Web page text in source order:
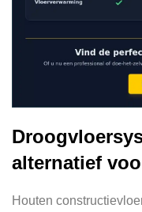
alternatief
Houten